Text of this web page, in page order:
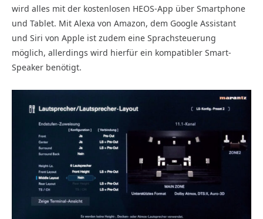
wird alles mit der kostenlosen HEOS-App über Smartphone
und Tablet. Mit Alexa von Amazon, dem Google Assistant
und Siri von Apple ist zudem eine Sprachsteuerung
möglich, allerdings wird hierfür ein kompatibler Smart-
Speaker benötigt.